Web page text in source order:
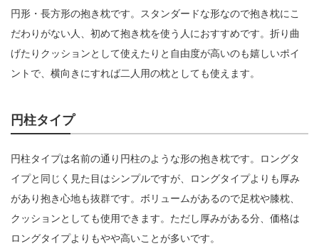
円形・長方形の抱き枕です。スタンダードな形なので抱き枕にこ
だわりがない人、初めて抱き枕を使う人におすすめです。折り曲
げたりクッションとして使えたりと自由度が高いのも嬉しいポイ
ントで、横向きにすれば二人用の枕としても使えます。
円柱タイプ
円柱タイプは名前の通り円柱のような形の抱き枕です。ロングタ
イプと同じく見た目はシンプルですが、ロングタイプよりも厚み
があり抱き心地も抜群です。ボリュームがあるので足枕や膝枕、
クッションとしても使用できます。ただし厚みがある分、価格は
ロングタイプよりもやや高いことが多いです。